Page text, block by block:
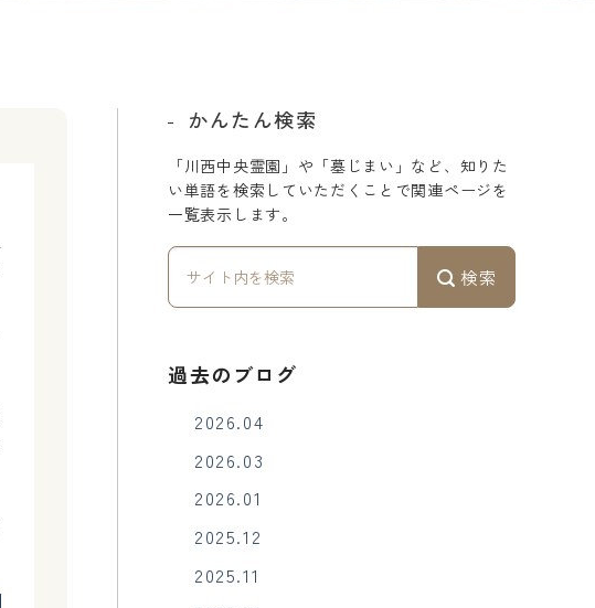
かんたん検索
「川西中央霊園」や「墓じまい」など、知りた
い単語を検索していただくことで関連ページを
一覧表示します。
検索
過去のブログ
2026.04
2026.03
2026.01
2025.12
2025.11